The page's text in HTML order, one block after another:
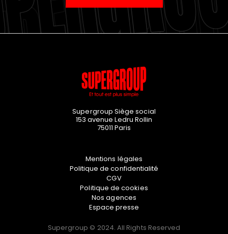
Supergroup Siège social
153 avenue Ledru Rollin
75011 Paris
Mentions légales
Politique de confidentialité
CGV
Politique de cookies
Nos agences
Espace presse
Supergroup © 2024. All Rights Reserved